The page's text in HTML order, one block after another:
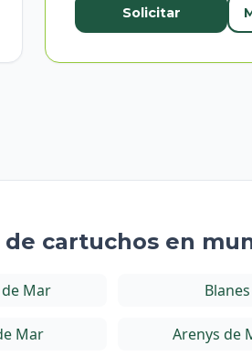
Solicitar
de cartuchos en
Mar Blanes
Mar Arenys de